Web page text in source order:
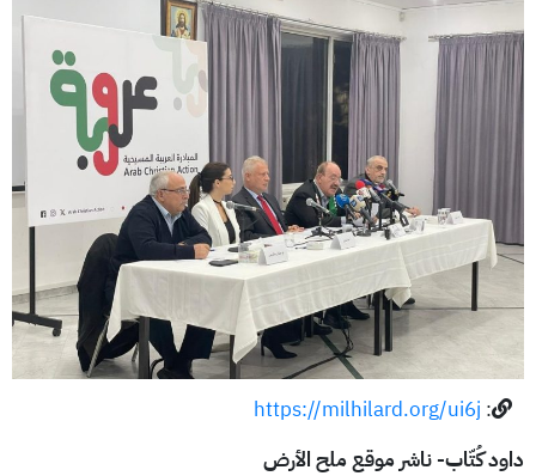
:
https://milhilard.org/ui6j
داود كُتّاب- ناشر موقع ملح الأرض